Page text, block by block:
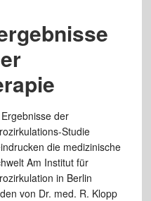
der
Studie
die medizinische
Am Institut für
in Berlin
von Dr. med. R. Klopp